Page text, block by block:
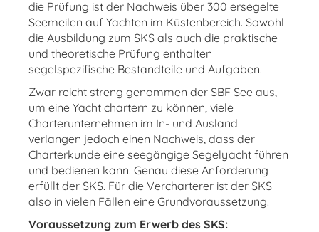
die Prüfung ist der Nachweis über 300 ersegelte
Seemeilen auf Yachten im Küstenbereich. Sowohl
die Ausbildung zum SKS als auch die praktische
und theoretische Prüfung enthalten
segelspezifische Bestandteile und Aufgaben.
Zwar reicht streng genommen der SBF See aus,
um eine Yacht chartern zu können, viele
Charterunternehmen im In- und Ausland
verlangen jedoch einen Nachweis, dass der
Charterkunde eine seegängige Segelyacht führen
und bedienen kann. Genau diese Anforderung
erfüllt der SKS. Für die Vercharterer ist der SKS
also in vielen Fällen eine Grundvoraussetzung.
Voraussetzung zum Erwerb des SKS: